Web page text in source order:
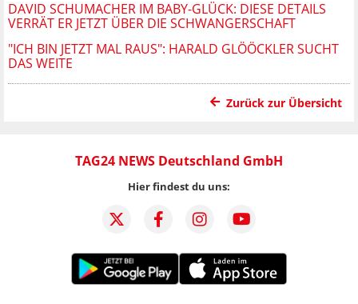
DAVID SCHUMACHER IM BABY-GLÜCK: DIESE DETAILS
VERRÄT ER JETZT ÜBER DIE SCHWANGERSCHAFT
"ICH BIN JETZT MAL RAUS": HARALD GLÖÖCKLER SUCHT
DAS WEITE
Zurück zur Übersicht
TAG24 NEWS Deutschland GmbH
Hier findest du uns: